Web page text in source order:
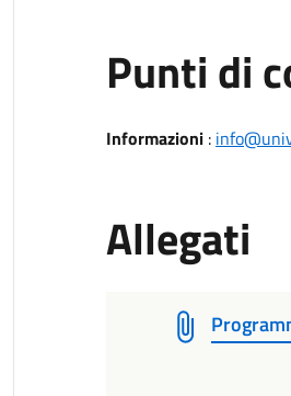
Punti di
Informazioni:
Allegati